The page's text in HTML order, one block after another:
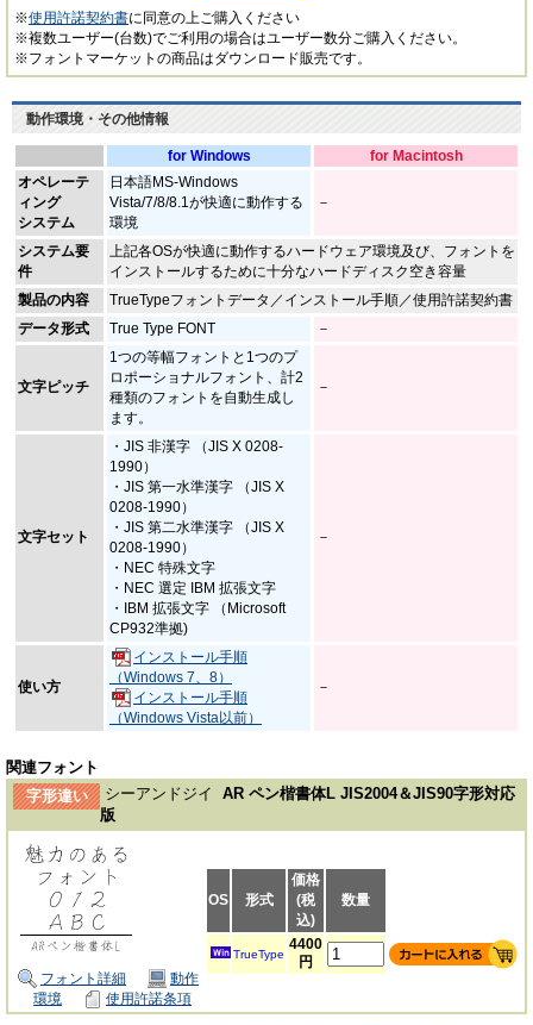
※使用許諾契約書に同意の上ご購入ください
※複数ユーザー(台数)でご利用の場合はユーザー数分ご購入ください。
※フォントマーケットの商品はダウンロード販売です。
動作環境・その他情報
for Windows
for Macintosh
オペレーテ
ィング
システム
日本語MS-Windows
Vista/7/8/8.1が快適に動作する
環境
－
システム要
件
上記各OSが快適に動作するハードウェア環境及び、フォントを
インストールするために十分なハードディスク空き容量
製品の内容
TrueTypeフォントデータ／インストール手順／使用許諾契約書
データ形式
True Type FONT －
文字ピッチ
1つの等幅フォントと1つのプ
ロポーショナルフォント、計2
種類のフォントを自動生成し
ます。
－
文字セット
・JIS 非漢字 （JIS X 0208-
1990）
・JIS 第一水準漢字 （JIS X
0208-1990）
・JIS 第二水準漢字 （JIS X
0208-1990）
・NEC 特殊文字
・NEC 選定 IBM 拡張文字
・IBM 拡張文字 （Microsoft
CP932準拠)
－
使い方
インストール手順
（Windows 7、8）
インストール手順
（Windows Vista以前）
－
関連フォント
字形違い
シーアンドジイ AR ペン楷書体L JIS2004＆JIS90字形対応
版
OS 形式
価格
(税
込)
数量
TrueType
4400
円
フォント詳細
動作
環境
使用許諾条項